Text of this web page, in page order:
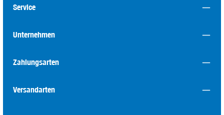
Service
Unternehmen
Zahlungsarten
Versandarten